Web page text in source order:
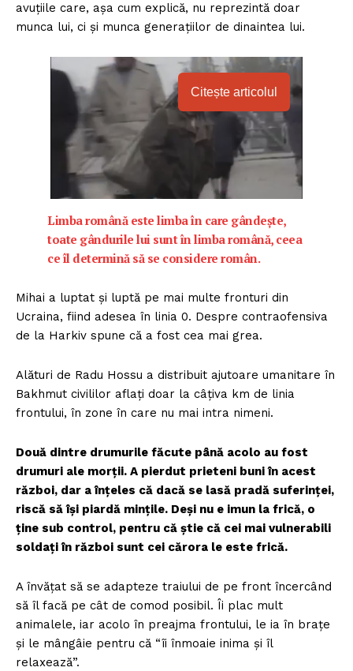
avuțiile care, așa cum explică, nu reprezintă doar
munca lui, ci și munca generațiilor de dinaintea lui.
Citește articolul
Limba română este limba în care gândește,
toate gândurile lui sunt în limba română, ceea
ce îl determină să se considere român.
Mihai a luptat și luptă pe mai multe fronturi din
Ucraina, fiind adesea în linia 0. Despre contraofensiva
de la Harkiv spune că a fost cea mai grea.
Alături de Radu Hossu a distribuit ajutoare umanitare în
Bakhmut civililor aflați doar la câțiva km de linia
frontului, în zone în care nu mai intra nimeni.
Două dintre drumurile făcute până acolo au fost
drumuri ale morții. A pierdut prieteni buni în acest
război, dar a înțeles că dacă se lasă pradă suferinței,
riscă să își piardă mințile. Deși nu e imun la frică, o
ține sub control, pentru că știe că cei mai vulnerabili
soldați în război sunt cei cărora le este frică.
A învățat să se adapteze traiului de pe front încercând
să îl facă pe cât de comod posibil. Îi plac mult
animalele, iar acolo în preajma frontului, le ia în brațe
și le mângâie pentru că “îi înmoaie inima și îl
relaxează”.